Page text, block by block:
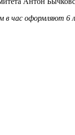
в час оформляют 6